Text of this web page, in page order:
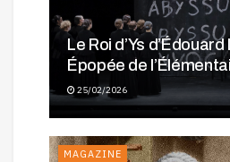
Le Roi d’Ys
Épopée de
25/02/2026
MAGAZINE